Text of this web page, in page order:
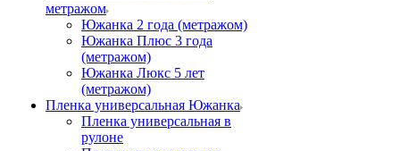
метражом
Южанка 2 года (метражом)
Южанка Плюс 3 года
(метражом)
Южанка Люкс 5 лет
(метражом)
Пленка универсальная Южанка
Пленка универсальная в
рулоне